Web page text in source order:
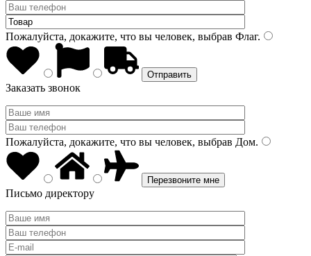
Пожалуйста, докажите, что вы человек, выбрав Флаг.
Заказать звонок
Пожалуйста, докажите, что вы человек, выбрав Дом.
Письмо директору